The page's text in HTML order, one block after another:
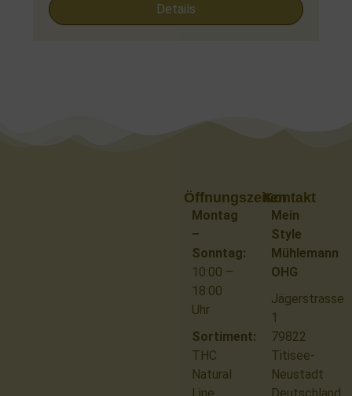
Details
Kontakt
Mein
Style
Mühlemann
OHG
Jägerstrasse
1
79822
Titisee-
Neustadt
Öffnungszeiten
Montag
–
Sonntag:
10:00 –
18:00
Uhr
Sortiment:
THC
Natural